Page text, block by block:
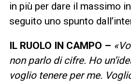
in più per dare il massimo
seguito uno spunto
IL RUOLO IN CAMPO –
non parlo di cifre. Ho
voglio tenere per me.